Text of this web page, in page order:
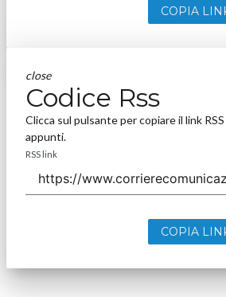
COPIA
close
Codice Rss
Clicca sul pulsante per copiare il link
appunti.
RSS link
COPIA